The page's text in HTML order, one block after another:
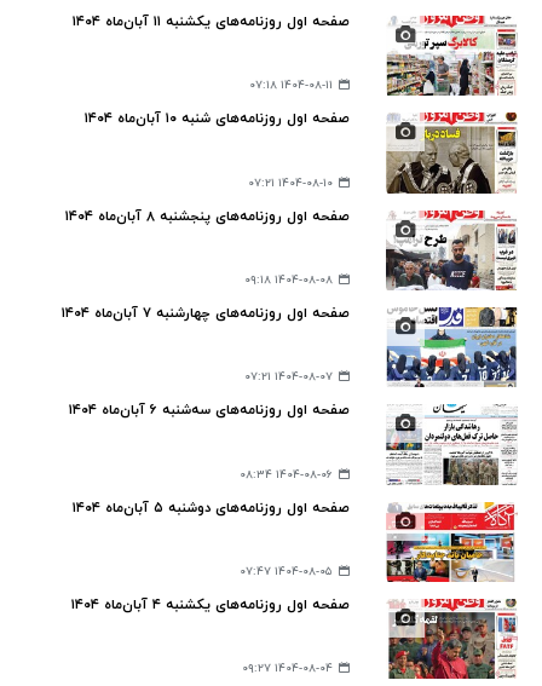
صفحه اول روزنامه‌های یکشنبه ۱۱ آبان‌ماه ۱۴۰۴
۱۴۰۴-۰۸-۱۱ ۰۷:۱۸
صفحه اول روزنامه‌های شنبه ۱۰ آبان‌ماه ۱۴۰۴
۱۴۰۴-۰۸-۱۰ ۰۷:۲۱
صفحه اول روزنامه‌های پنجشنبه ۸ آبان‌ماه ۱۴۰۴
۱۴۰۴-۰۸-۰۸ ۰۹:۱۸
صفحه اول روزنامه‌های چهارشنبه ۷ آبان‌ماه ۱۴۰۴
۱۴۰۴-۰۸-۰۷ ۰۷:۲۱
صفحه اول روزنامه‌های سه‌شنبه ۶ آبان‌ماه ۱۴۰۴
۱۴۰۴-۰۸-۰۶ ۰۸:۳۴
صفحه اول روزنامه‌های دوشنبه ۵ آبان‌ماه ۱۴۰۴
۱۴۰۴-۰۸-۰۵ ۰۷:۴۷
صفحه اول روزنامه‌های یکشنبه ۴ آبان‌ماه ۱۴۰۴
۱۴۰۴-۰۸-۰۴ ۰۹:۲۷